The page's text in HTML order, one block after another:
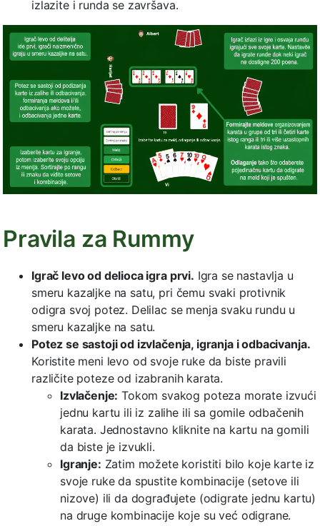
izlazite i runda se završava.
Pravila za Rummy
Igrač levo od delioca igra prvi. Igra se nastavlja u
smeru kazaljke na satu, pri čemu svaki protivnik
odigra svoj potez. Delilac se menja svaku rundu u
smeru kazaljke na satu.
Potez se sastoji od izvlačenja, igranja i odbacivanja.
Koristite meni levo od svoje ruke da biste pravili
različite poteze od izabranih karata.
Izvlačenje: Tokom svakog poteza morate izvući
jednu kartu ili iz zalihe ili sa gomile odbačenih
karata. Jednostavno kliknite na kartu na gomili
da biste je izvukli.
Igranje: Zatim možete koristiti bilo koje karte iz
svoje ruke da spustite kombinacije (setove ili
nizove) ili da dograđujete (odigrate jednu kartu)
na druge kombinacije koje su već odigrane.